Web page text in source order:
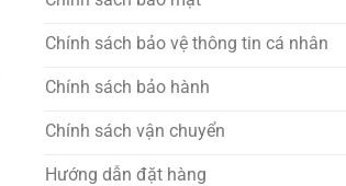
Chính sách bảo vệ thông tin cá nhân
Chính sách bảo hành
Chính sách vận chuyển
Hướng dẫn đặt hàng